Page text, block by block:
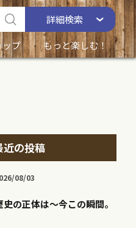
詳細検索
ップ もっと楽しむ！
近の投稿
08/03
史の正体は〜今この瞬間。